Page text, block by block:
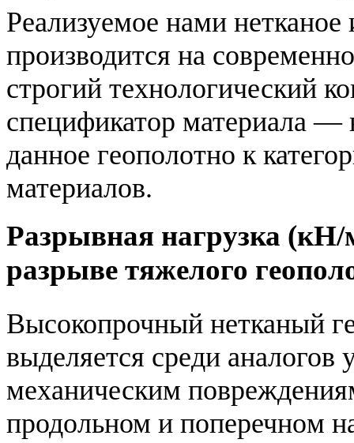
Реализуемое нами
производится на
строгий технологический
спецификатор материала —
данное геополотно к
материалов.
Разрывная нагрузка (кН/
разрыве тяжелого
Высокопрочный нетканый
выделяется среди аналогов
механическим
продольном и поперечном